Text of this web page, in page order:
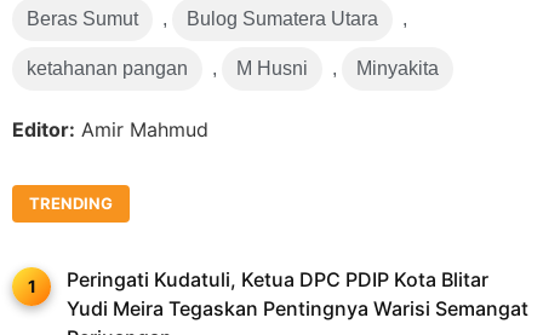
Beras Sumut , Bulog Sumatera Utara ,
ketahanan pangan , M Husni , Minyakita
Editor: Amir Mahmud
TRENDING
Peringati Kudatuli, Ketua DPC PDIP Kota Blitar
Yudi Meira Tegaskan Pentingnya Warisi Semangat